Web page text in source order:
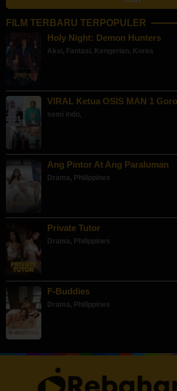
FILM TERBARU TERPOPULER
Holy Night: Demon Hunters
Aksi, Fantasi, Kengerian, Korea
VIRAL Ketua OSIS MAN 1
semi indo,
Ang Pintor At Ang Paraluman
Drama, Philippines
Private Tutor
Drama, Philippines
F-Buddies
Drama, Philippines